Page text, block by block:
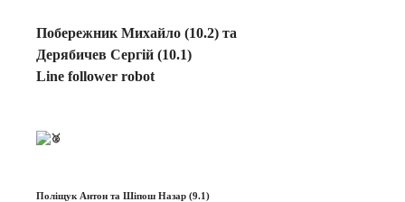
Побережник Михайло (10.2) та
Дерябичев Сергій (10.1)
Line follower robot
Поліщук Антон та Шіпош Назар (9.1)